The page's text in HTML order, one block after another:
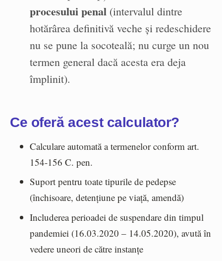
procesului penal (intervalul dintre
hotărârea definitivă veche și redeschidere
nu se pune la socoteală; nu curge un nou
termen general dacă acesta era deja
împlinit).
Ce oferă acest calculator?
Calculare automată a termenelor conform art.
154-156 C. pen.
Suport pentru toate tipurile de pedepse
(închisoare, detențiune pe viață, amendă)
Includerea perioadei de suspendare din timpul
pandemiei (16.03.2020 – 14.05.2020), avută în
vedere uneori de către instanțe